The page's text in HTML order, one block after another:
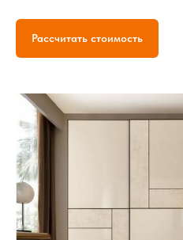
Рассчитать стоимость